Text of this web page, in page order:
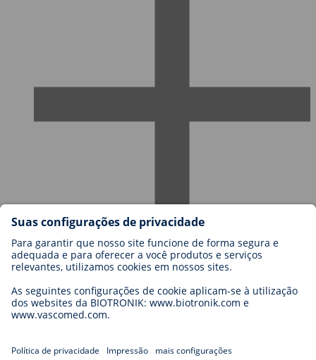
Carreiras na BIOTRONIK
Níveis de carreira
Candidatura
Oportunidades de carreira